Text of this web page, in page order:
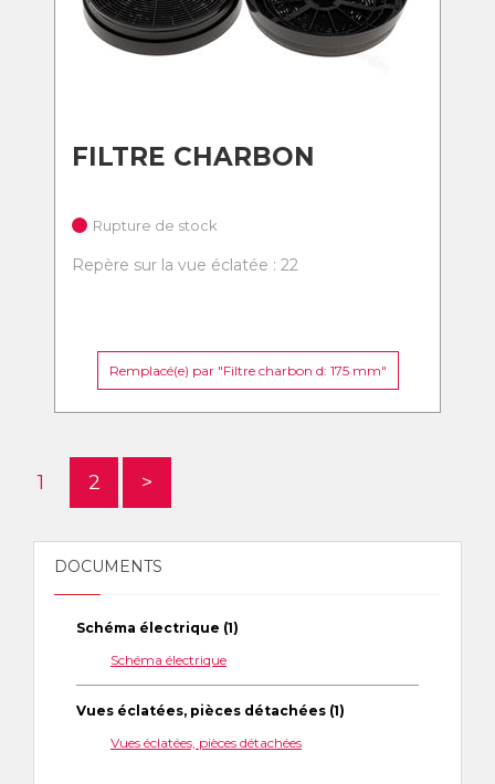
FILTRE CHARBON
Rupture de stock
Repère sur la vue éclatée : 22
Remplacé(e) par "Filtre charbon d: 175 mm"
1 2 >
DOCUMENTS
Schéma électrique (1)
Schéma électrique
Vues éclatées, pièces détachées (1)
Vues éclatées, pièces détachées